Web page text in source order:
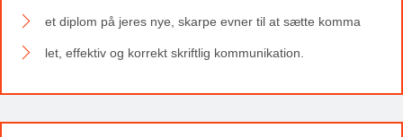
et diplom på jeres nye, skarpe evner til at sætte komma
let, effektiv og korrekt skriftlig kommunikation.